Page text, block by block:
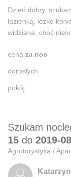
Dzień dobry,
łazienką, łóżko
widziana, choć
cena za noc
dorosłych
pokój
Szukam
15 do 2019-
Agroturystyka /